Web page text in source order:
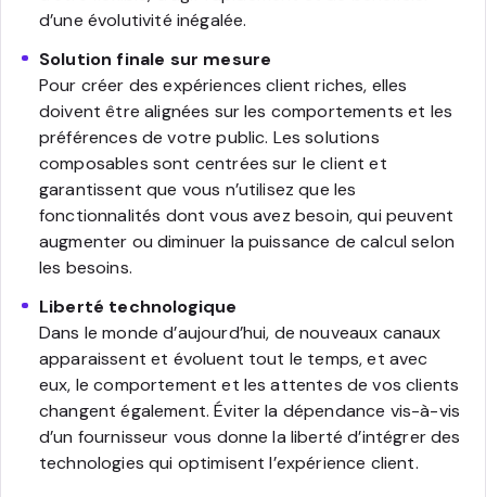
d’une évolutivité inégalée.
Solution finale sur mesure
Pour créer des expériences client riches, elles
doivent être alignées sur les comportements et les
préférences de votre public. Les solutions
composables sont centrées sur le client et
garantissent que vous n’utilisez que les
fonctionnalités dont vous avez besoin, qui peuvent
augmenter ou diminuer la puissance de calcul selon
les besoins.
Liberté technologique
Dans le monde d’aujourd’hui, de nouveaux canaux
apparaissent et évoluent tout le temps, et avec
eux, le comportement et les attentes de vos clients
changent également. Éviter la dépendance vis-à-vis
d’un fournisseur vous donne la liberté d’intégrer des
technologies qui optimisent l’expérience client.